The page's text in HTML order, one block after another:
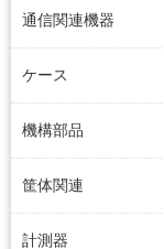
通信関連機器
ケース
機構部品
筐体関連
計測器